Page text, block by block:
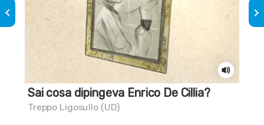
Sai cosa dipingeva Enrico De Cillia?
Treppo Ligosullo (UD)
keyboard_arrow_left keyboard_arrow_right